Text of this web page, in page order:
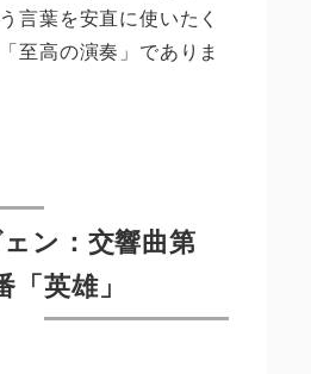
言葉を安直に使いたく
至高の演奏」でありま
ン：交響曲第
「英雄」